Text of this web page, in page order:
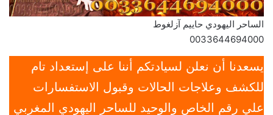
الساحر اليهودي حاييم آزلغوط
0033644694000
يسعدنا أن نعلن لسيادتكم أننا على إستعداد تام
للكشف وعلاجات الحالات وقبول الاستفسارات
علي رقم الخاص والوحيد للساحر اليهودي المغربي